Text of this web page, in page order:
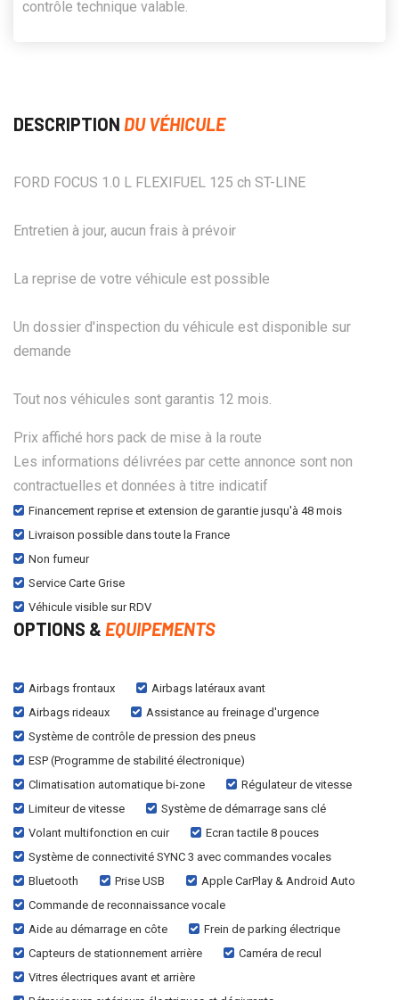
contrôle technique valable.
DESCRIPTION DU VÉHICULE
FORD FOCUS 1.0 L FLEXIFUEL 125 ch ST-LINE
Entretien à jour, aucun frais à prévoir
La reprise de votre véhicule est possible
Un dossier d'inspection du véhicule est disponible sur
demande
Tout nos véhicules sont garantis 12 mois.
Prix affiché hors pack de mise à la route
Les informations délivrées par cette annonce sont non
contractuelles et données à titre indicatif
Financement reprise et extension de garantie jusqu'à 48 mois
Livraison possible dans toute la France
Non fumeur
Service Carte Grise
Véhicule visible sur RDV
OPTIONS & EQUIPEMENTS
Airbags frontaux
Airbags latéraux avant
Airbags rideaux
Assistance au freinage d'urgence
Système de contrôle de pression des pneus
ESP (Programme de stabilité électronique)
Climatisation automatique bi-zone
Régulateur de vitesse
Limiteur de vitesse
Système de démarrage sans clé
Volant multifonction en cuir
Ecran tactile 8 pouces
Système de connectivité SYNC 3 avec commandes vocales
Bluetooth
Prise USB
Apple CarPlay & Android Auto
Commande de reconnaissance vocale
Aide au démarrage en côte
Frein de parking électrique
Capteurs de stationnement arrière
Caméra de recul
Vitres électriques avant et arrière